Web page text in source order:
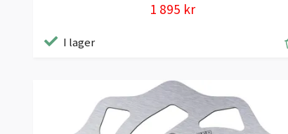
1 895 kr
I lager